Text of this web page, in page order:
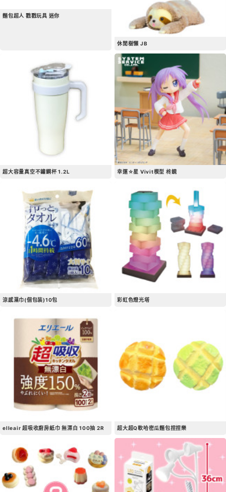
麵包超人 戳戳玩具 迷你
休閒樹懶 JB
超大容量真空不鏽鋼杯 1.2L 幸運☆星 Vivit模型 柊鏡
涼感濕巾(個包装)10包 彩虹色燈光塔
elleair 超吸收廚房紙巾 無漂白 100抽 2R 超大超Q軟哈密瓜麵包捏捏樂